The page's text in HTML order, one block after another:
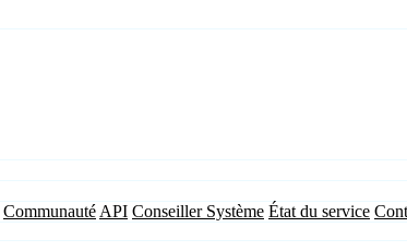
Communauté API Conseiller Système État du service